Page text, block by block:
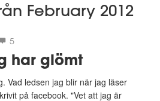
February 2012
5
har glömt
Vad ledsen jag blir när jag läser
på facebook. "Vet att jag är